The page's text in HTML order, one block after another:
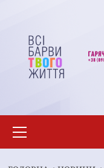
вмісту
меню